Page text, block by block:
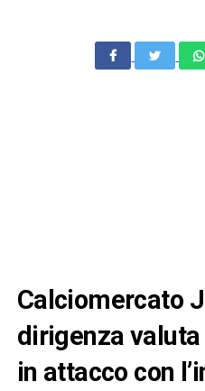
Calciomercato
dirigenza
in attacco con